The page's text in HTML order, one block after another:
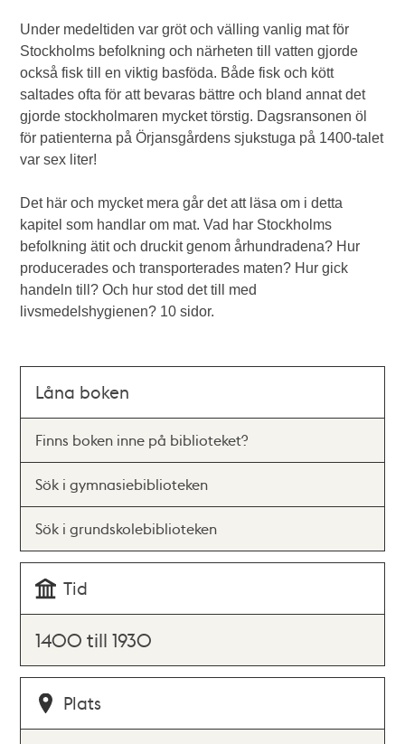
Under medeltiden var gröt och välling vanlig mat för
Stockholms befolkning och närheten till vatten gjorde
också fisk till en viktig basföda. Både fisk och kött
saltades ofta för att bevaras bättre och bland annat det
gjorde stockholmaren mycket törstig. Dagsransonen öl
för patienterna på Örjansgårdens sjukstuga på 1400-talet
var sex liter!
Det här och mycket mera går det att läsa om i detta
kapitel som handlar om mat. Vad har Stockholms
befolkning ätit och druckit genom århundradena? Hur
producerades och transporterades maten? Hur gick
handeln till? Och hur stod det till med
livsmedelshygienen? 10 sidor.
Låna boken
Finns boken inne på biblioteket?
Sök i gymnasiebiblioteken
Sök i grundskolebiblioteken
Tid
1400 till 1930
Plats